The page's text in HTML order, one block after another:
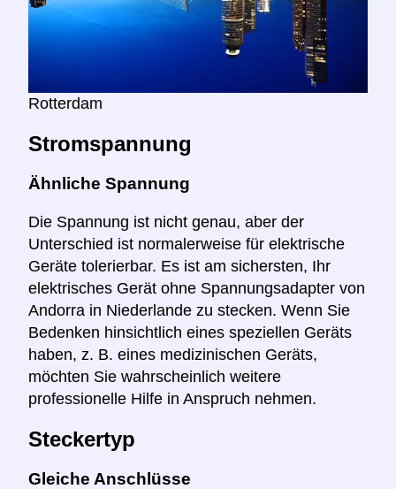
Rotterdam
Stromspannung
Ähnliche Spannung
Die Spannung ist nicht genau, aber der
Unterschied ist normalerweise für elektrische
Geräte tolerierbar. Es ist am sichersten, Ihr
elektrisches Gerät ohne Spannungsadapter von
Andorra in Niederlande zu stecken. Wenn Sie
Bedenken hinsichtlich eines speziellen Geräts
haben, z. B. eines medizinischen Geräts,
möchten Sie wahrscheinlich weitere
professionelle Hilfe in Anspruch nehmen.
Steckertyp
Gleiche Anschlüsse